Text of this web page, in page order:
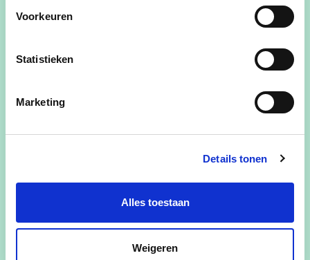
Voorkeuren
Statistieken
Marketing
Details tonen
Alles toestaan
Weigeren
Ook deze keer kreeg ik het vertrouwen van de
inwoners en ben ik verkozen als gemeenteraadslid
en als politieraadslid. Daar ben ik ontzettend
De komende jaren blijf ik me met volle overtuiging
inzetten voor alle inwoners van onze gemeente.
Samen bouwen we verder aan een warme,
Annelies bekleedt de volgendemandaten:
Pontes - plaatsvervangend lid van de Algemene